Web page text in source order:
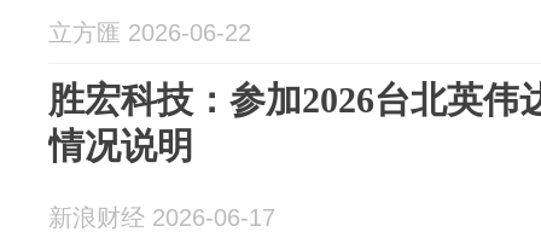
立方匯 2026-06-22
胜宏科技：参加2026台北英伟
情况说明
新浪财经 2026-06-17